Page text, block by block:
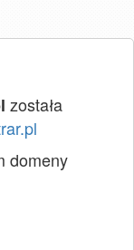
została
domeny